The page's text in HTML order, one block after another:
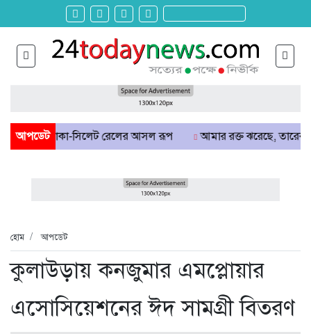
আপডেট
ঢাকা-সিলেট রেলের আসল রূপ আমার রক্ত ঝরেছে, তারেক রহমানকে
হোম আপডেট
কুলাউড়ায় কনজুমার এমপ্লোয়ার
এসোসিয়েশনের ঈদ সামগ্রী বিতরণ